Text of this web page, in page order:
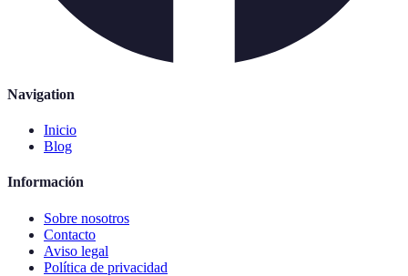
Navigation
Inicio
Blog
Información
Sobre nosotros
Contacto
Aviso legal
Política de privacidad